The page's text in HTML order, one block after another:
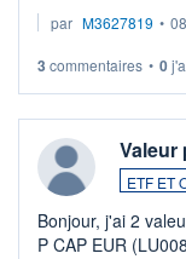
par M3627819 •
3 commentaires • 0
Valeur
ETF ET
Bonjour, j'ai 2
P CAP EUR